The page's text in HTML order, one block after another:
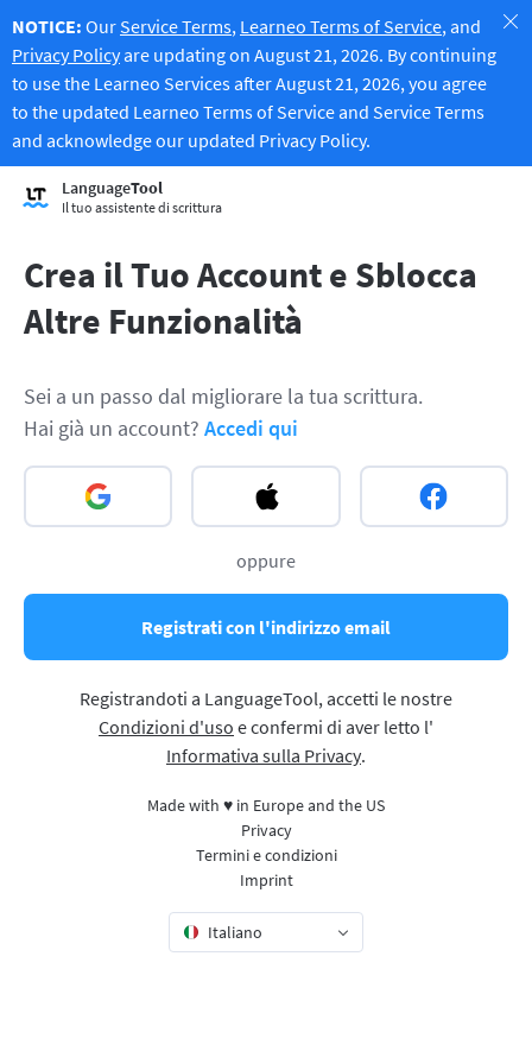
NOTICE: Our Service Terms, Learneo Terms of Service, and
Privacy Policyare updating on August 21, 2026. By continuing
to use the Learneo Services after August 21, 2026, you agree
to the updated Learneo Terms of Service and Service Terms
and acknowledge our updated Privacy Policy.
LanguageTool
Il tuo assistente di scrittura
Crea il Tuo Account e Sblocca
Altre Funzionalità
Sei a un passo dal migliorare la tua scrittura.
Hai già un account? Accedi qui
oppure
Registrati con l'indirizzo email
Registrandoti a LanguageTool, accetti le nostre
Condizioni d'uso e confermi di aver letto l'
Informativa sulla Privacy.
Made with ♥ in Europe and the US
Privacy
Termini e condizioni
Imprint
Italiano